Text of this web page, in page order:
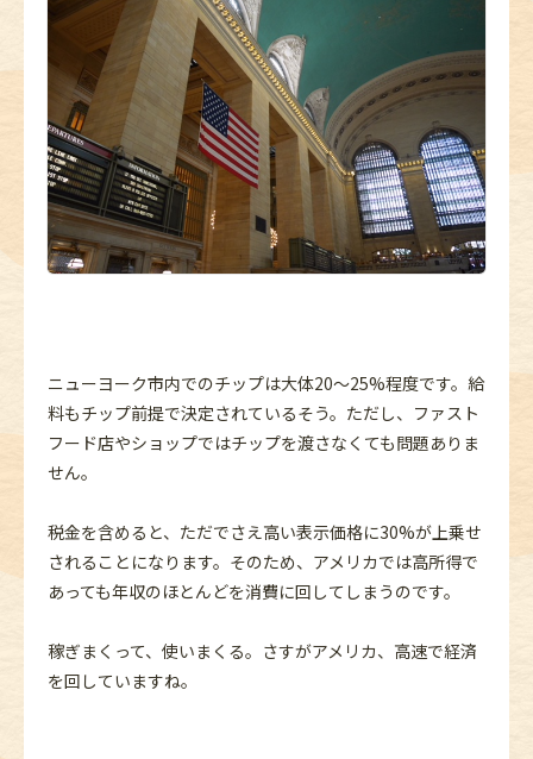
ニューヨーク市内でのチップは大体20〜25%程度です。給
料もチップ前提で決定されているそう。ただし、ファスト
フード店やショップではチップを渡さなくても問題ありま
せん。
税金を含めると、ただでさえ高い表示価格に30%が上乗せ
されることになります。そのため、アメリカでは高所得で
あっても年収のほとんどを消費に回してしまうのです。
稼ぎまくって、使いまくる。さすがアメリカ、高速で経済
を回していますね。